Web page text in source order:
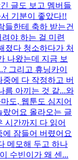
글도 보고 멤버들
기분이 좋았다!!
들한테 축하 받는건
야 하는 걸 미련
졌다 청소하다가 처
나왔는데 지금 보
그리고 휴닝카이
에 다 작정하고 버
름 아끼는 것 같...와
도, 웹툰도 심지어
어요 올라오는 글
시간까지 다 읽어
잠들어 버렸어요
메모해 두고 하나
수빈이가 왜 센...